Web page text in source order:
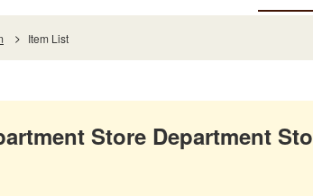
Item List
Store Department